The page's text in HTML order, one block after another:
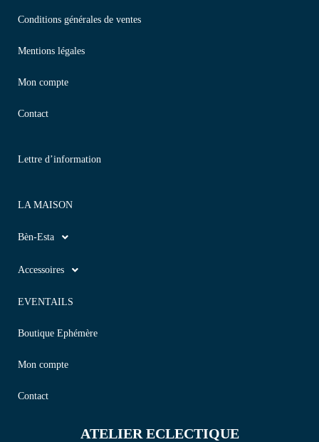
Conditions générales de ventes
Mentions légales
Mon compte
Contact
Lettre d’information
LA MAISON
Bèn-Esta
Accessoires
EVENTAILS
Boutique Ephémère
Mon compte
Contact
ATELIER ECLECTIQUE